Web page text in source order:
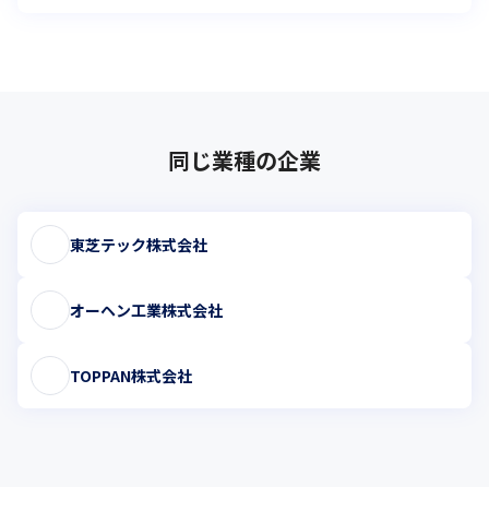
同じ業種の企業
東芝テック株式会社
オーヘン工業株式会社
TOPPAN株式会社